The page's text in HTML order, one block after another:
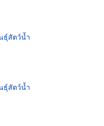
ธุ์สัตว์น้ำ
ธุ์สัตว์น้ำ